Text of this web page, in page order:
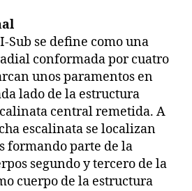
Sub se define como una
conformada por cuatro
unos paramentos en
lado de la estructura
central remetida. A
escalinata se localizan
formando parte de la
segundo y tercero de la
cuerpo de la estructura